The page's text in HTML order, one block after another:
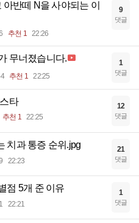
반떼 N을 사야되는 이
추천 1 22:26
9
댓글
무너졌습니다.
추천 1 22:25
1
댓글
타
추천 1 22:25
12
댓글
치과 통증 순위.jpg
22:23
21
댓글
점 5개 준 이유
22:21
1
댓글